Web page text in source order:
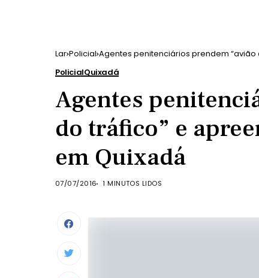
Lar Policial Agentes penitenciários prendem
PolicialQuixadá
Agentes
do tráfico” e
em Quixadá
07/07/2016 1 MINUTOS LIDOS